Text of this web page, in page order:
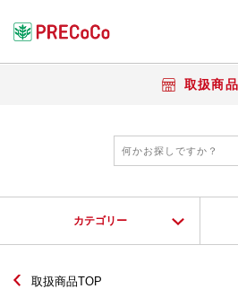
取扱商品
カテゴリー
取扱商品TOP